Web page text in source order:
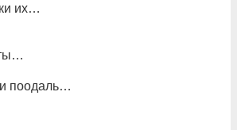
их…
поодаль…